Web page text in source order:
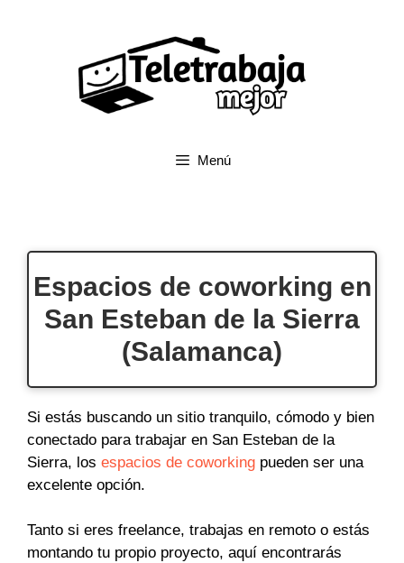
Menú
Espacios de coworking en
San Esteban de la Sierra
(Salamanca)
Si estás buscando un sitio tranquilo, cómodo y bien
conectado para trabajar en San Esteban de la
Sierra, los espacios de coworking pueden ser una
excelente opción.
Tanto si eres freelance, trabajas en remoto o estás
montando tu propio proyecto, aquí encontrarás